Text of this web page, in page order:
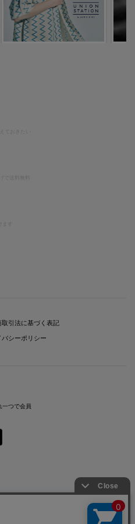
で送料無料
す
取引法に基づく表記
バシーポリシー
一つで会員